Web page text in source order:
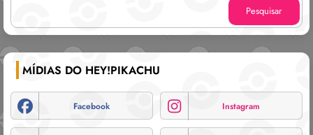
MÍDIAS DO HEY!PIKACHU
Facebook Instagram